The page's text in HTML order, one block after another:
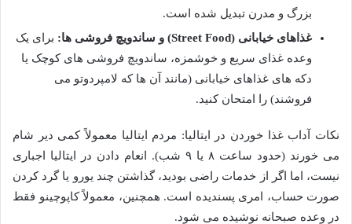
بزرگ و مدرن تبدیل شده است.
غذاهای خیابانی (Street Food) و ساندویچ فروشی ها:
برای یک
وعده غذای سریع و خوشمزه، ساندویچ فروشی های کوچک یا
دکه های غذاهای خیابانی (مانند آن ها که لامپردوتو می
فروشند) را امتحان کنید.
نکات آداب غذا خوردن در ایتالیا: مردم ایتالیا معمولاً کمی دیر شام
می خورند (حدود ساعت ۸ یا ۹ شب). انعام دادن در ایتالیا اجباری
نیست، اما اگر از خدمات راضی بودید، گذاشتن چند یورو یا گرد کردن
صورت حساب، امری پسندیده است. همچنین، معمولاً کاپوچینو فقط
در وعده صبحانه نوشیده می شود.